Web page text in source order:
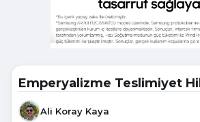
Emperyalizme Teslimiyet
Ali Koray Kaya